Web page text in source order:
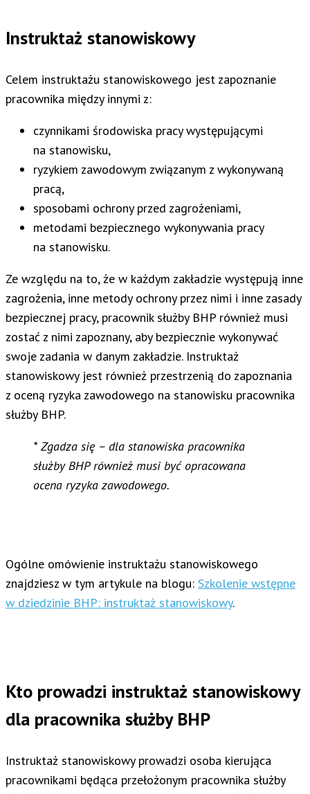
Instruktaż stanowiskowy
Celem instruktażu stanowiskowego jest zapoznanie
pracownika między innymi z:
czynnikami środowiska pracy występującymi
na stanowisku,
ryzykiem zawodowym związanym z wykonywaną
pracą,
sposobami ochrony przed zagrożeniami,
metodami bezpiecznego wykonywania pracy
na stanowisku.
Ze względu na to, że w każdym zakładzie występują inne
zagrożenia, inne metody ochrony przez nimi i inne zasady
bezpiecznej pracy, pracownik służby BHP również musi
zostać z nimi zapoznany, aby bezpiecznie wykonywać
swoje zadania w danym zakładzie. Instruktaż
stanowiskowy jest również przestrzenią do zapoznania
z oceną ryzyka zawodowego na stanowisku pracownika
służby BHP.
* Zgadza się – dla stanowiska pracownika
służby BHP również musi być opracowana
ocena ryzyka zawodowego.
Ogólne omówienie instruktażu stanowiskowego
znajdziesz w tym artykule na blogu: Szkolenie wstępne
w dziedzinie BHP: instruktaż stanowiskowy.
Kto prowadzi instruktaż stanowiskowy
dla pracownika służby BHP
Instruktaż stanowiskowy prowadzi osoba kierująca
pracownikami będąca przełożonym pracownika służby